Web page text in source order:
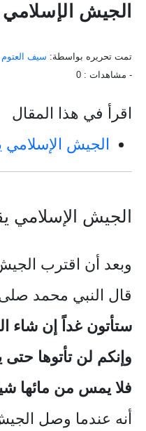
الجيش
تمت تحريره بواسطة: سيف العتوم
- مشاهدات : 0
اقرأ في هذا المقال
الجيش
الجيش الإسلامي
وبعد أن اقترب
قال النبي محمد
ستأتون غداً إن شاء
وإنكم لن تأتوها
فلا يمس من مائها
أنه عندما وصل